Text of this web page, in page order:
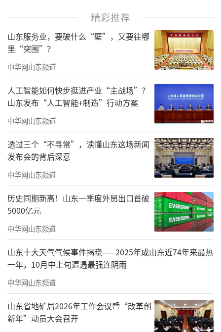
四月的潍坊，天空是舞台，春风是信使。4
月18日，2026“发现宝藏山东”主题旅游年启
动仪式暨第43届潍坊国际风筝会开幕式在潍坊
世界风筝公园举行。
国际风联副主席汉斯-彼得·博美从2000年
起，每年都来潍坊参加风筝会。他在致辞中
精彩推荐
山东服务业，要破什么“壁”，又要往哪
里“突围”？
中华网山东频道
人工智能如何快步挺进产业“主战场”？
山东发布“人工智能+制造”行动方案
中华网山东频道
透过三个“不寻常”，读懂山东这场新闻
发布会的背后深意
中华网山东频道
历史同期新高！山东一季度外贸出口首破
5000亿元
中华网山东频道
山东十大天气气候事件揭晓——2025年成山东近74年来最热
一年，10月中上旬遭遇最强连阴雨
中华网山东频道
山东省地矿局2026年工作会议暨“改革创
新年”动员大会召开